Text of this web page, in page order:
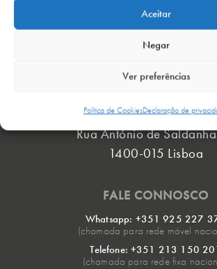
Aceitar
Negar
Ver preferências
Política de CookiesDeclaração de
Rua António de
1400-015 Lisboa
FALE CONNOSCO
Whatsapp: +351 925 227
(chamada para rede móvel
Telefone: +351 213 150
(chamada para rede fixa